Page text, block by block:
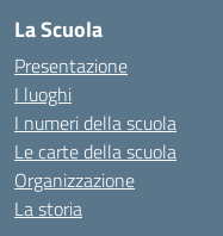
La Scuola
Presentazione
I luoghi
I numeri della scuola
Le carte della scuola
Organizzazione
La storia